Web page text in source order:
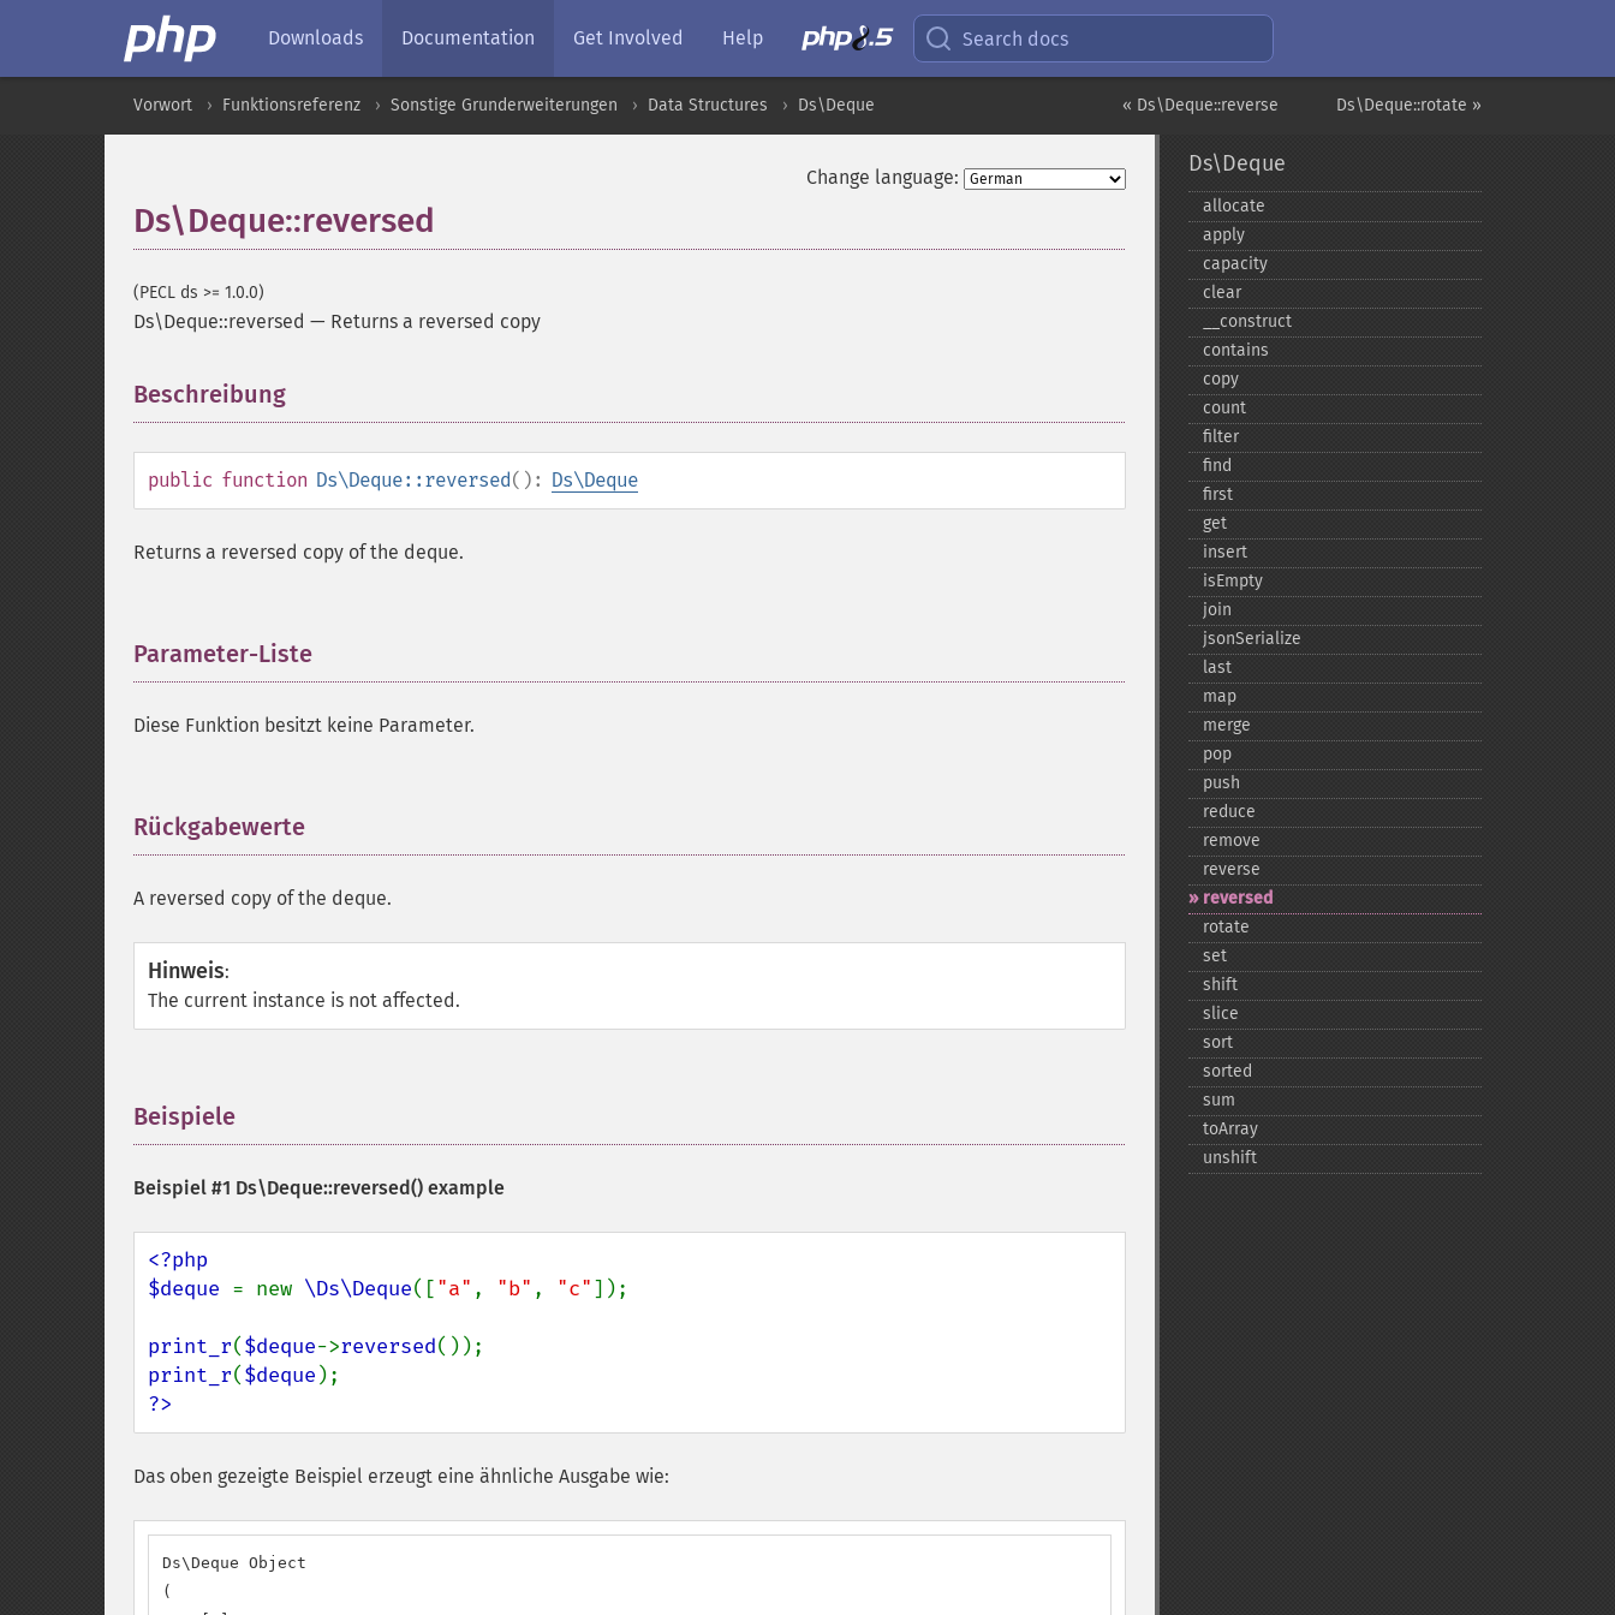
Downloads Documentation Get Involved Help Search docs
Ds\Deque::rotate »
« Ds\Deque::reverse
Vorwort Funktionsreferenz Sonstige Grunderweiterungen Data Structures Ds\Deque
Change language:
Ds\Deque::reversed
(PECL ds >= 1.0.0)
Ds\Deque::reversed — Returns a reversed copy
Beschreibung
public function Ds\Deque::reversed(): Ds\Deque
Returns a reversed copy of the deque.
Parameter-Liste
Diese Funktion besitzt keine Parameter.
Rückgabewerte
A reversed copy of the deque.
Hinweis:
The current instance is not affected.
Beispiele
Beispiel #1 Ds\Deque::reversed() example
<?php
$deque = new \Ds\Deque(["a" , "b" , "c"]);
print_r($deque->reversed
print_r($deque
?>
Das oben gezeigte Beispiel erzeugt eine ähnliche Ausgabe wie:
Ds\Deque Object
(
Ds\Deque
allocate
apply
capacity
clear
_​_​construct
contains
copy
count
filter
find
first
get
insert
isEmpty
join
jsonSerialize
last
map
merge
pop
push
reduce
remove
reverse
reversed
rotate
set
shift
slice
sort
sorted
sum
toArray
unshift